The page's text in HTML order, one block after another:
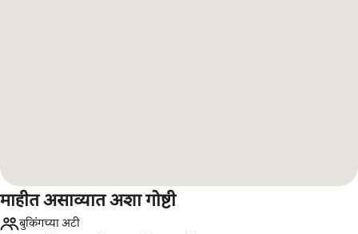
माहीत असाव्यात अशा गोष्टी
बुकिंगच्या अटी